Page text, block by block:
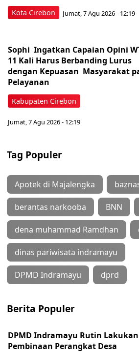
Kota Cirebon Jumat, 7 Agu 2026 - 12:19
Kabupaten Cirebon
Sophi Ingatkan Capaian Opini
11 Kali Harus Berbanding Lurus
dengan Kepuasan Masyarakat
Pelayanan
Jumat, 7 Agu 2026 - 12:19
Tag Populer
Apotek di Majalengka
berantas narkooba BNN
dena muhammad Ramdhan
dinas pariwisata indramayu
DPMD Indramayu dprd
Berita Populer
DPMD Indramayu Rutin Lakukan
Pembinaan Perangkat Desa